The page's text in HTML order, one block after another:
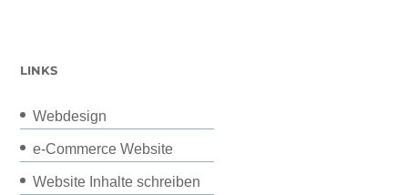
LINKS
Webdesign
e-Commerce Website
Website Inhalte schreiben